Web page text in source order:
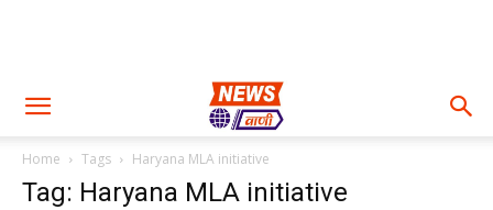
Home Tags Haryana MLA initiative
Tag: Haryana MLA initiative